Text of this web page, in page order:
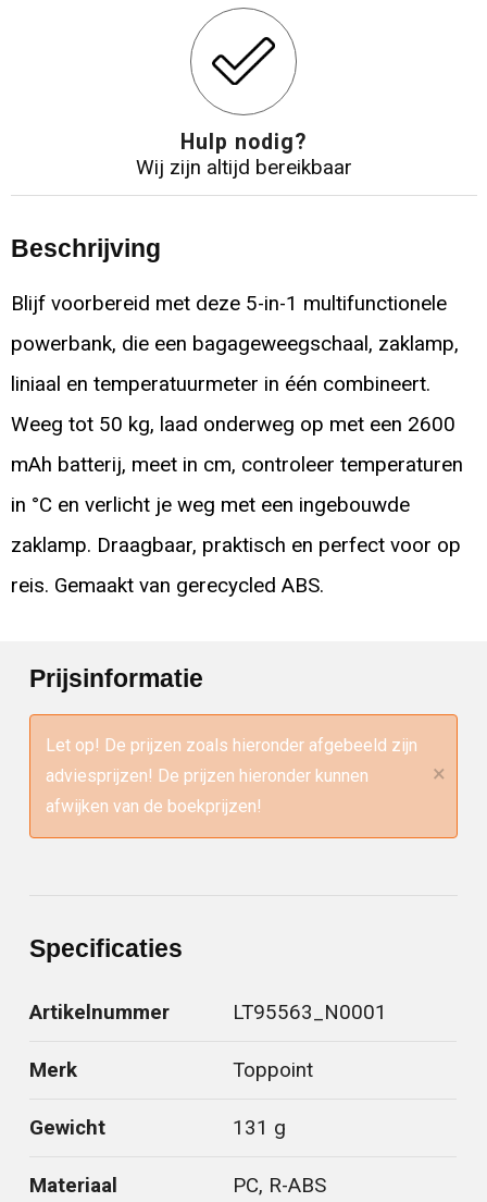
Hulp nodig?
Wij zijn altijd bereikbaar
Beschrijving
Blijf voorbereid met deze 5-in-1 multifunctionele
powerbank, die een bagageweegschaal, zaklamp,
liniaal en temperatuurmeter in één combineert.
Weeg tot 50 kg, laad onderweg op met een 2600
mAh batterij, meet in cm, controleer temperaturen
in °C en verlicht je weg met een ingebouwde
zaklamp. Draagbaar, praktisch en perfect voor op
reis. Gemaakt van gerecycled ABS.
Prijsinformatie
Let op! De prijzen zoals hieronder afgebeeld zijn
adviesprijzen! De prijzen hieronder kunnen
afwijken van de boekprijzen!
×
Specificaties
Artikelnummer LT95563_N0001
Merk Toppoint
Gewicht 131 g
Materiaal PC, R-ABS